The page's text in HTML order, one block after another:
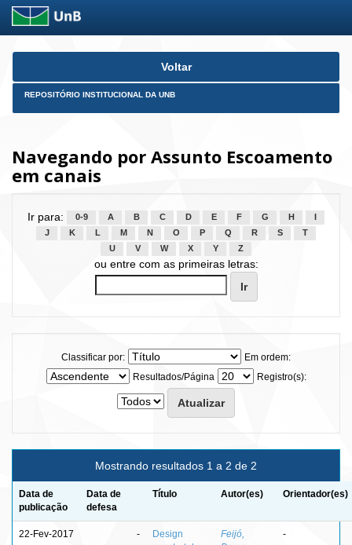
Skip
Voltar
REPOSITÓRIO INSTITUCIONAL DA UNB
Navegando por Assunto Escoamento
em canais
Ir para: 0-9 A B C D E F G H
J
K L M N O P Q R S
T
U
V W X Y Z
ou entre com as primeiras letras:
Classificar por:
Em ordem:
Resultados/Página
Registro(s):
Mostrando resultados 1 a 2 de 2
Data de
publicação
Data de
defesa
Título Autor(es) Orientador(es)
22-Fev-2017 -
Design
Feijó,
-